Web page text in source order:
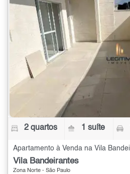
2 quartos 1 suíte
Vila Bandeirantes
Zona Norte - São Paulo